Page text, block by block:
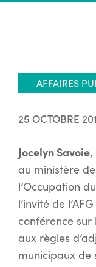
AFFAIRES
25 OCTOBRE
Jocelyn Savoie
au ministère
l’Occupation
l’invité de
conférence
aux règles
municipaux de